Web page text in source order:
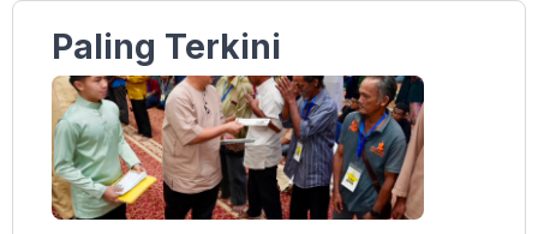
Paling Terkini